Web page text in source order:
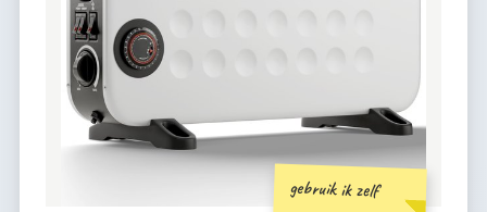
gebruik ik zelf